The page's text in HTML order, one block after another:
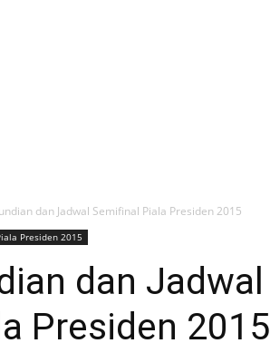
dan Jadwal Semifinal Piala Presiden 2015
Presiden 2015
dan Jadwal
Presiden 2015